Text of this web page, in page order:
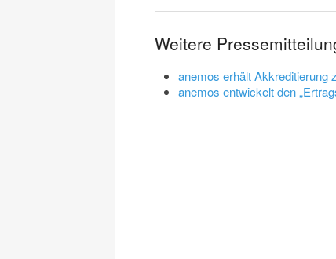
Weitere
anemos erhält Akkreditierung
anemos entwickelt den